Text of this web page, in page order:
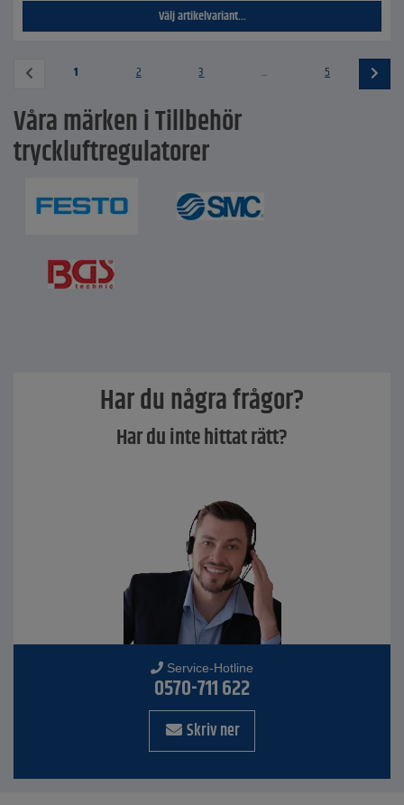
Välj artikelvariant...
1 2 3 ... 5
Våra märken i Tillbehör
tryckluftregulatorer
Har du några frågor?
Har du inte hittat rätt?
Service-Hotline
0570-711 622
Skriv ner